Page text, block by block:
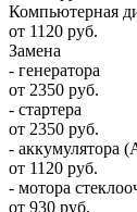
Компьютерная
от 1120 руб.
Замена
- генератора
от 2350 руб.
- стартера
от 2350 руб.
- аккумулятора
от 1120 руб.
- мотора
от 930 руб.